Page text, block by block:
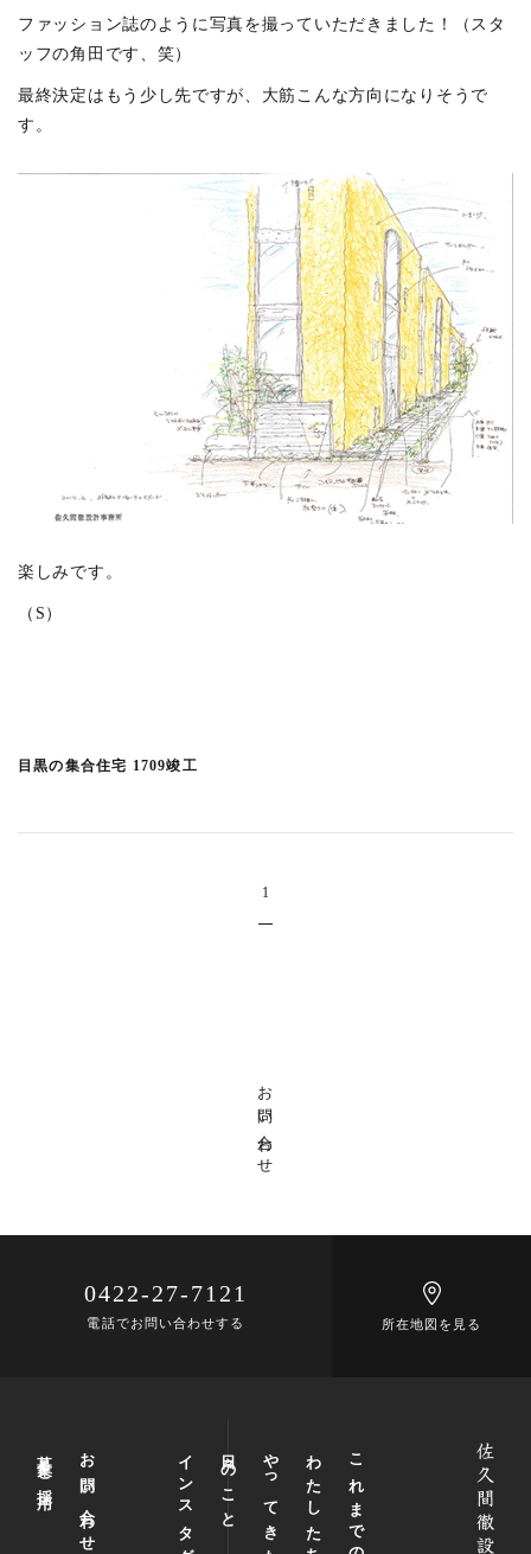
ファッション誌のように写真を撮っていただきました！（スタ
ッフの角田です、笑）
最終決定はもう少し先ですが、大筋こんな方向になりそうで
す。
楽しみです。
（S）
目黒の集合住宅 1709竣工
1
お問い合わせ
これまでの仕事
日々のこと
お問い合わせ
募集と採用
0422-27-7121
電話でお問い合わせする 所在地図を見る